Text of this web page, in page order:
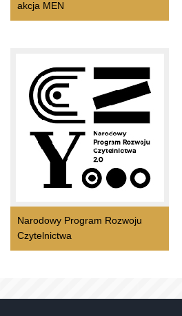
akcja MEN
Narodowy Program Rozwoju
Czytelnictwa